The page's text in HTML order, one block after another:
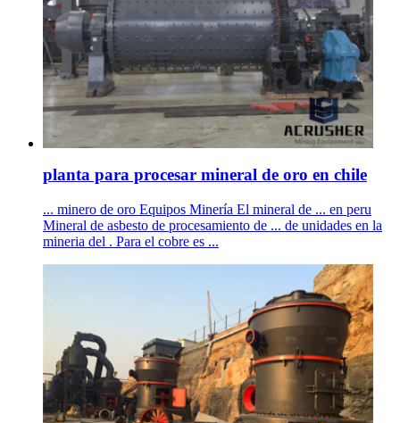
planta para procesar mineral de oro en chile
... minero de oro Equipos Minería El mineral de ... en peru
Mineral de asbesto de procesamiento de ... de unidades en la
mineria del . Para el cobre es ...